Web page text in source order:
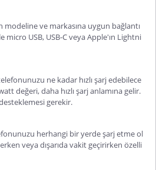
modeline ve markasına uygun bağlantı
USB, USB-C veya Apple'ın Lightni
ne kadar hızlı şarj edebilece
değeri, daha hızlı şarj anlamına gelir.
gerekir.
herhangi bir yerde şarj etme ol
veya dışarıda vakit geçirirken özelli